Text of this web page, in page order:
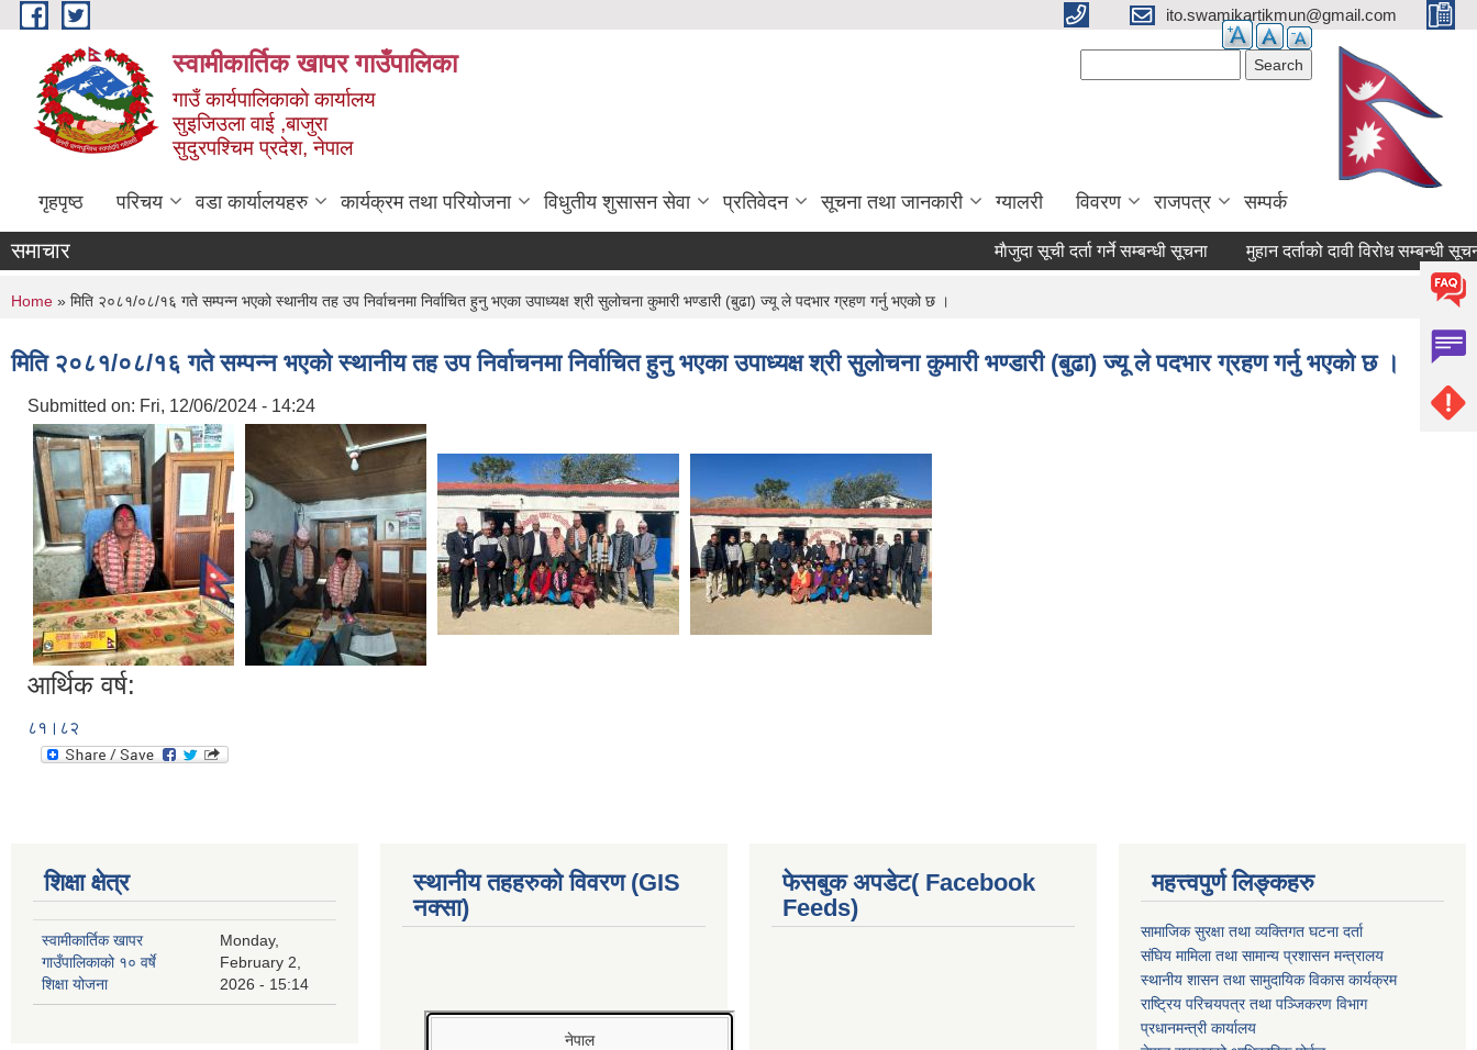
Skip to main content ito.swamikartikmun@gmail.com
स्वामीकार्तिक खापर गाउँपालिका
गाउँ कार्यपालिकाकाे कार्यालय
सुइजिउला वाई ,बाजुरा
सुदुरपश्चिम प्रदेश, नेपाल
गृहपृष्ठ परिचय वडा कार्यालयहरु कार्यक्रम तथा परियोजना विधुतीय शुसासन सेवा प्रतिवेदन सूचना तथा जानकारी ग्यालरी विवरण राजपत्र सम्पर्क
समाचार माैजुदा सूची दर्ता गर्ने सम्बन्धी सूचना मुहान दर्ताको दावी विरोध सम्बन्धी सूचना
You are here
Home » मिति २०८१/०८/१६ गते सम्पन्न भएको स्थानीय तह उप निर्वाचनमा निर्वाचित हुनु भएका उपाध्यक्ष श्री सुलोचना कुमारी भण्डारी (बुढा) ज्यू ले पदभार ग्रहण गर्नु भएको छ ।
मिति २०८१/०८/१६ गते सम्पन्न भएको स्थानीय तह उप निर्वाचनमा निर्वाचित हुनु भएका उपाध्यक्ष श्री सुलोचना कुमारी भण्डारी (बुढा) ज्यू ले पदभार ग्रहण गर्नु भएको छ ।
Submitted on: Fri, 12/06/2024 - 14:24
आर्थिक वर्ष:
८१।८२
शिक्षा क्षेत्र
स्वामीकार्तिक खापर
गाउँपालिकाको १० वर्षे
शिक्षा योजना
Monday,
February 2,
2026 - 15:14
स्थानीय तहहरुको विवरण (GIS
नक्सा)
फेसबुक अपडेट( Facebook
Feeds)
महत्त्वपुर्ण लिङ्कहरु
सामाजिक सुरक्षा तथा व्यक्तिगत घटना दर्ता
संघिय मामिला तथा सामान्य प्रशासन मन्त्रालय
स्थानीय शासन तथा सामुदायिक विकास कार्यक्रम
राष्ट्रिय परिचयपत्र तथा पञ्जिकरण विभाग
प्रधानमन्त्री कार्यालय